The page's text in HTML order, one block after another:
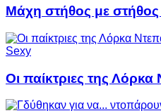
Μάχη στήθος με
Sexy
Οι παίκτριες της